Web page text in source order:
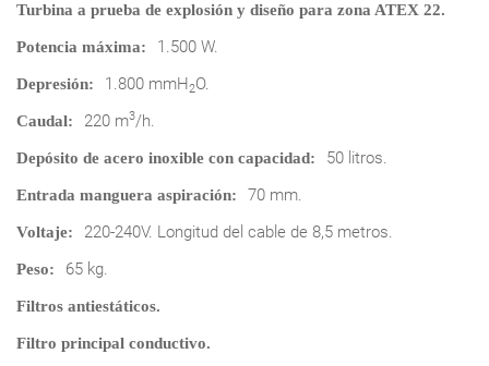
Turbina a prueba de explosión y diseño para zona ATEX 22.
Potencia máxima: 1.500 W.
Depresión: 1.800 mmH2O.
Caudal: 220 m3/h.
Depósito de acero inoxible con capacidad: 50 litros.
Entrada manguera aspiración: 70 mm.
Voltaje: 220-240V. Longitud del cable de 8,5 metros.
Peso: 65 kg.
Filtros antiestáticos.
Filtro principal conductivo.